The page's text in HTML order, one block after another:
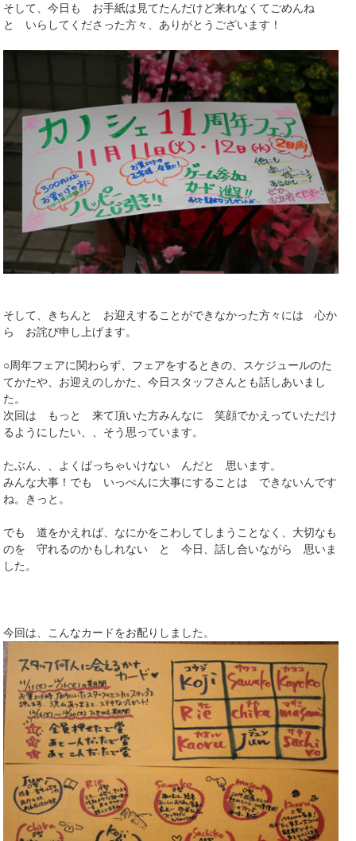
そして、今日も お手紙は見てたんだけど来れなくてごめんね
と いらしてくださった方々、ありがとうございます！
そして、きちんと お迎えすることができなかった方々には 心か
ら お詫び申し上げます。
○周年フェアに関わらず、フェアをするときの、スケジュールのた
てかたや、お迎えのしかた、今日スタッフさんとも話しあいまし
た。
次回は もっと 来て頂いた方みんなに 笑顔でかえっていただけ
るようにしたい、、そう思っています。
たぶん、、よくばっちゃいけない んだと 思います。
みんな大事！でも いっぺんに大事にすることは できないんです
ね。きっと。
でも 道をかえれば、なにかをこわしてしまうことなく、大切なも
のを 守れるのかもしれない と 今日、話し合いながら 思いま
した。
今回は、こんなカードをお配りしました。